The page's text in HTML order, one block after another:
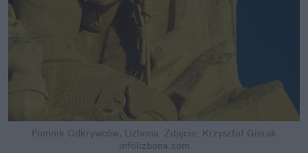
Pomnik Odkrywców, Lizbona. Zdjęcie: Krzysztof Gierak
infolizbona.com